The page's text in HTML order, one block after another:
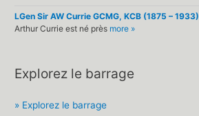
LGen Sir AW Currie GCMG, KCB (1875 – 1933)
Arthur Currie est né près more »
Explorez le barrage
» Explorez le barrage